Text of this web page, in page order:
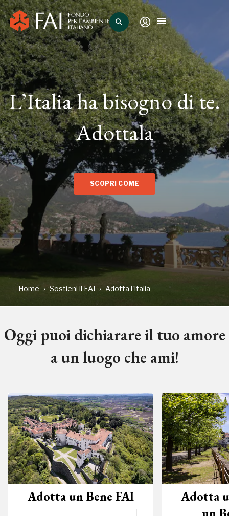
search
L’Italia ha bisogno di te.
Adottala
SCOPRI COME
Home Sostieni il FAI Adotta l'Italia
Oggi puoi dichiarare il tuo amore
a un luogo che ami!
Adotta un Bene FAI
Adotta